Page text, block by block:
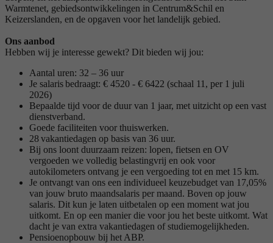
Warmtenet, gebiedsontwikkelingen in Centrum&Schil en
Keizerslanden, en de opgaven voor het landelijk gebied.
Ons aanbod
Hebben wij je interesse gewekt? Dit bieden wij jou:
Aantal uren: 32 – 36 uur
Je salaris bedraagt: € 4520 - € 6422 (schaal 11, per 1 juli
2026)
Bepaalde tijd voor de duur van 1 jaar, met uitzicht op een vast
dienstverband.
Goede faciliteiten voor thuiswerken.
28 vakantiedagen op basis van 36 uur.
Bij ons loont duurzaam reizen: lopen, fietsen en OV
vergoeden we volledig belastingvrij en ook voor
autokilometers ontvang je een vergoeding tot en met 15 km.
Je ontvangt van ons een individueel keuzebudget van 17,05%
van jouw bruto maandsalaris per maand. Boven op jouw
salaris. Dit kun je laten uitbetalen op een moment wat jou
uitkomt. En op een manier die voor jou het beste uitkomt. Wat
dacht je van extra vakantiedagen of studiemogelijkheden.
Pensioenopbouw bij het ABP.